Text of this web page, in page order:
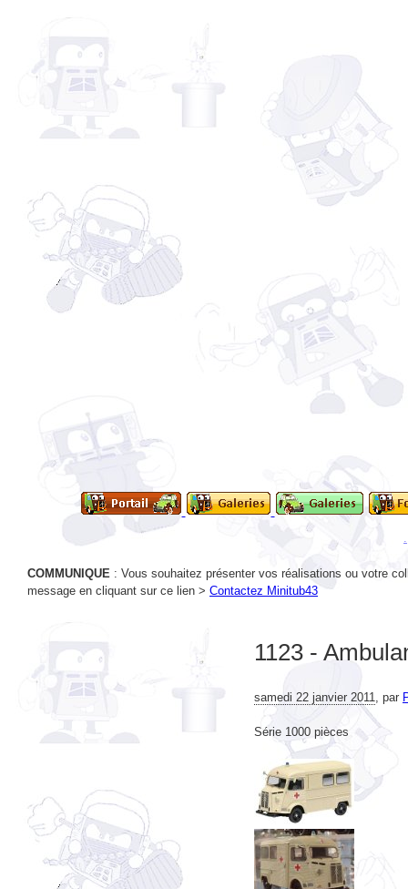
COMMUNIQUE
: Vous souhaitez présenter vos réalisations ou votre
Série 1000 pièces